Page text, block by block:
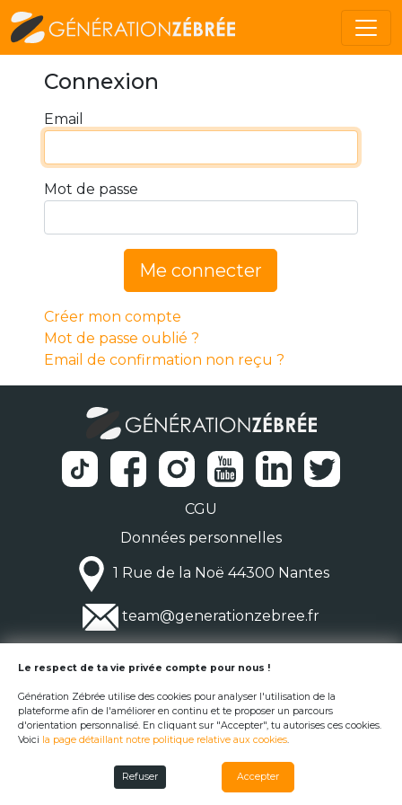
Connexion
Email
Mot de passe
Me connecter
Créer mon compte
Mot de passe oublié ?
Email de confirmation non reçu ?
CGU
Données personnelles
1 Rue de la Noë 44300 Nantes
team@generationzebree.fr
© Génération Zébrée 2026
Le respect de ta vie privée compte pour nous !
Génération Zébrée utilise des cookies pour analyser l'utilisation de la
plateforme afin de l'améliorer en continu et te proposer un parcours
d'orientation personnalisé. En cliquant sur "Accepter", tu autorises ces cookies.
Voici la page détaillant notre politique relative aux cookies.
Refuser Accepter